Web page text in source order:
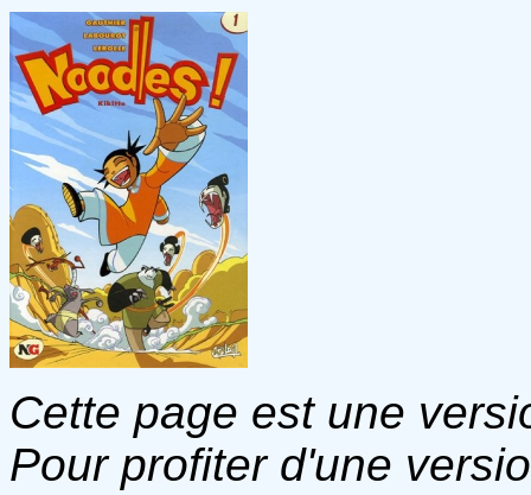
Cette page est une
Pour profiter d'une